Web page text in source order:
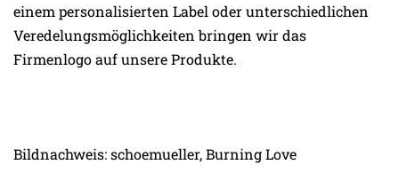
einem personalisierten Label oder unterschiedlichen
Veredelungsmöglichkeiten bringen wir das
Firmenlogo auf unsere Produkte.
Bildnachweis: schoemueller, Burning Love